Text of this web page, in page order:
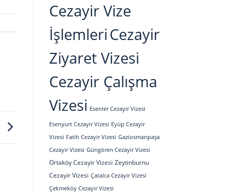
Cezayir Vize
İşlemleriCezayir
Ziyaret Vizesi
Cezayir Çalışma
Vizesi Esenler Cezayir Vizesi
Esenyurt Cezayir Vizesi Eyüp Cezayir
Vizesi Fatih Cezayir Vizesi Gaziosmanpaşa
Cezayir Vizesi Güngören Cezayir Vizesi
Ortaköy Cezayir Vizesi Zeytinburnu
Cezayir Vizesi Çatalca Cezayir Vizesi
Çekmeköy Cezayir Vizesi